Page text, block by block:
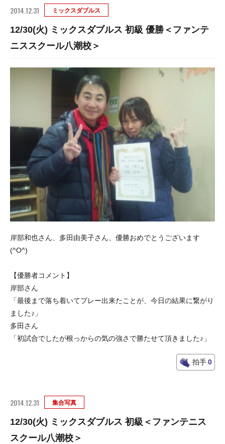
2014.12.31 ミックスダブルス
12/30(火) ミックスダブルス 初級 優勝＜ファンテ
ニススクール八潮校＞
岸部和也さん、多田由美子さん、優勝おめでとうございます
(^O^)
【優勝者コメント】
岸部さん
「最後まで落ち着いてプレー出来たことが、今日の結果に繋がり
ました♪」
多田さん
「初試合でしたが根っからの気の強さで勝たせて頂きました♪」
拍手0
2014.12.31 集合写真
12/30(火) ミックスダブルス 初級＜ファンテニス
スクール八潮校＞